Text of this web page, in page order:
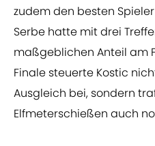
zudem den besten
Serbe hatte mit drei
maßgeblichen Anteil am
Finale steuerte Kostic
Ausgleich bei, sondern
Elfmeterschießen auch